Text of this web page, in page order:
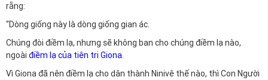
rằng:
“Dòng giống này là dòng giống gian ác.
Chúng đòi điềm lạ, nhưng sẽ không ban cho chúng điềm lạ nào,
ngoài điềm lạ của tiên tri Giona.
Vì Giona đã nên điềm lạ cho dân thành Ninivê thế nào, thì Con Người